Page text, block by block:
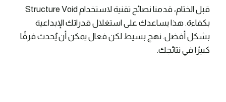
قبل الختام، قدمنا نصائح تقنية لاستخدام Structure Void
بكفاءة. هذا يساعدك على استغلال قدراتك الإبداعية
بشكل أفضل. نهج بسيط لكن فعال يمكن أن يُحدث فرقًا
كبيرًا في نتائجك.